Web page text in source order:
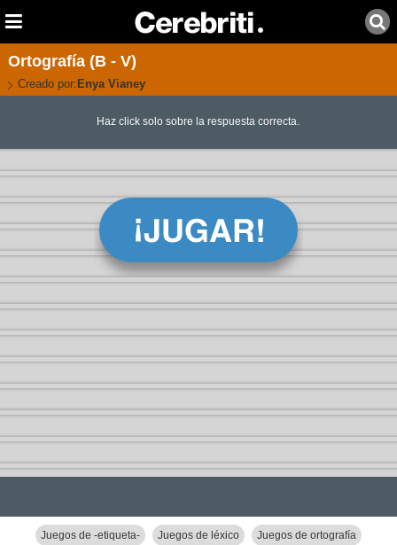
Ortografía (B - V)
Creado por: Enya Vianey
Haz click solo sobre la respuesta correcta.
Juegos de -etiqueta- Juegos de léxico Juegos de ortografía